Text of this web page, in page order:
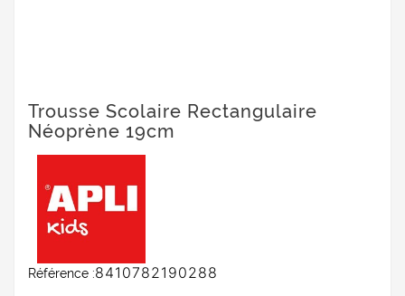
Trousse Scolaire Rectangulaire
Néoprène 19cm
Référence :8410782190288